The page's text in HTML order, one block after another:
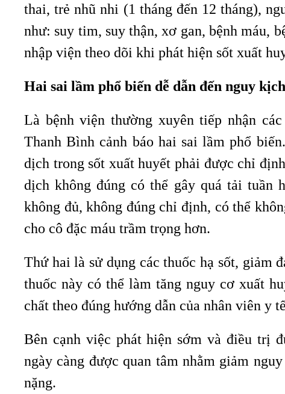
thai, trẻ nhũ nhi (1 tháng đến 12 tháng),
như: suy tim, suy thận, xơ gan, bệnh máu,
nhập viện theo dõi khi phát hiện sốt xuất
Hai sai lầm phổ biến dễ dẫn đến nguy kịch
Là bệnh viện thường xuyên tiếp nhận
Thanh Bình cảnh báo hai sai lầm phổ
dịch trong sốt xuất huyết phải được chỉ
dịch không đúng có thể gây quá tải tuần
không đủ, không đúng chỉ định, có thể
cho cô đặc máu trầm trọng hơn.
Thứ hai là sử dụng các thuốc hạ sốt, giảm
thuốc này có thể làm tăng nguy cơ xuất
chất theo đúng hướng dẫn của nhân viên y
Bên cạnh việc phát hiện sớm và điều trị
ngày càng được quan tâm nhằm giảm
nặng.